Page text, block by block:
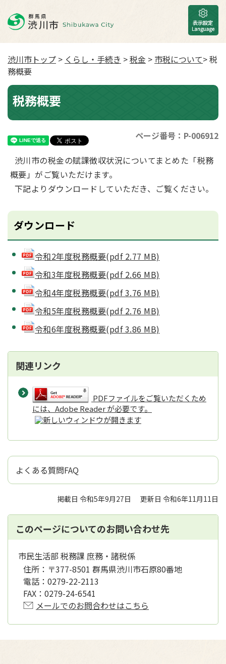
渋川市トップ > くらし・手続き >税金 > 市税について> 税
務概要
税務概要
ページ番号：P-006912
渋川市の税金の賦課徴収状況についてまとめた「税務
概要」がご覧いただけます。
下記よりダウンロードしていただき、ご覧ください。
ダウンロード
令和2年度税務概要(pdf 2.77 MB)
令和3年度税務概要(pdf 2.66 MB)
令和4年度税務概要(pdf 3.76 MB)
令和5年度税務概要(pdf 2.76 MB)
令和6年度税務概要(pdf 3.86 MB)
関連リンク
PDFファイルをご覧いただくため
には、Adobe Reader が必要です。
よくある質問FAQ
掲載日 令和5年9月27日 更新日 令和6年11月11日
このページについてのお問い合わせ先
市民生活部 税務課 庶務・諸税係
住所： 〒377-8501 群馬県渋川市石原80番地
電話： 0279-22-2113
FAX： 0279-24-6541
メールでのお問合わせはこちら